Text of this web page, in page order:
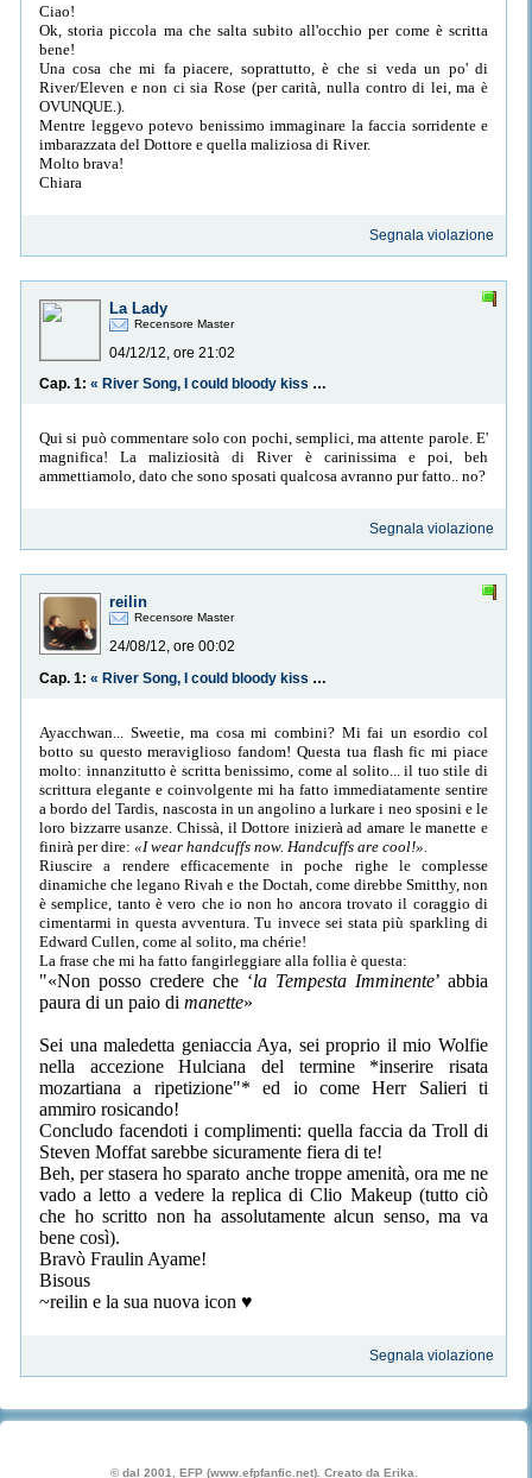
Ciao!
Ok, storia piccola ma che salta subito all'occhio per come è scritta
bene!
Una cosa che mi fa piacere, soprattutto, è che si veda un po' di
River/Eleven e non ci sia Rose (per carità, nulla contro di lei, ma è
OVUNQUE.).
Mentre leggevo potevo benissimo immaginare la faccia sorridente e
imbarazzata del Dottore e quella maliziosa di River.
Molto brava!
Chiara
Segnala violazione
La Lady
Recensore Master
04/12/12, ore 21:02
Cap. 1:
« River Song, I could bloody kiss you! »
Qui si può commentare solo con pochi, semplici, ma attente parole. E'
magnifica! La maliziosità di River è carinissima e poi, beh
ammettiamolo, dato che sono sposati qualcosa avranno pur fatto.. no?
Segnala violazione
reilin
Recensore Master
24/08/12, ore 00:02
Cap. 1:
« River Song, I could bloody kiss you! »
Ayacchwan... Sweetie, ma cosa mi combini? Mi fai un esordio col
botto su questo meraviglioso fandom! Questa tua flash fic mi piace
molto: innanzitutto è scritta benissimo, come al solito... il tuo stile di
scrittura elegante e coinvolgente mi ha fatto immediatamente sentire
a bordo del Tardis, nascosta in un angolino a lurkare i neo sposini e le
loro bizzarre usanze. Chissà, il Dottore inizierà ad amare le manette e
finirà per dire: «I wear handcuffs now. Handcuffs are cool!».
Riuscire a rendere efficacemente in poche righe le complesse
dinamiche che legano Rivah e the Doctah, come direbbe Smitthy, non
è semplice, tanto è vero che io non ho ancora trovato il coraggio di
cimentarmi in questa avventura. Tu invece sei stata più sparkling di
Edward Cullen, come al solito, ma chérie!
La frase che mi ha fatto fangirleggiare alla follia è questa:
«Non posso credere che ‘la Tempesta Imminente’ abbia
paura di un paio di manette»
Sei una maledetta geniaccia Aya, sei proprio il mio Wolfie
nella accezione Hulciana del termine *inserire risata
mozartiana a ripetizione * ed io come Herr Salieri ti
ammiro rosicando!
Concludo facendoti i complimenti: quella faccia da Troll di
Steven Moffat sarebbe sicuramente fiera di te!
Beh, per stasera ho sparato anche troppe amenità, ora me ne
vado a letto a vedere la replica di Clio Makeup (tutto ciò
che ho scritto non ha assolutamente alcun senso, ma va
bene così).
Bravò Fraulin Ayame!
Bisous
~reilin e la sua nuova icon ♥
Segnala violazione
© dal 2001, EFP (www.efpfanfic.net). Creato da Erika.